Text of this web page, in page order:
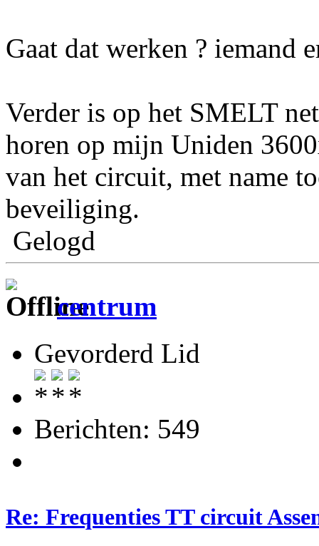
Gaat dat werken ? iemand
Verder is op het SMELT
horen op mijn Uniden
van het circuit, met name
beveiliging.
Gelogd
centrum
Gevorderd Lid
Berichten: 549
Re: Frequenties TT circuit